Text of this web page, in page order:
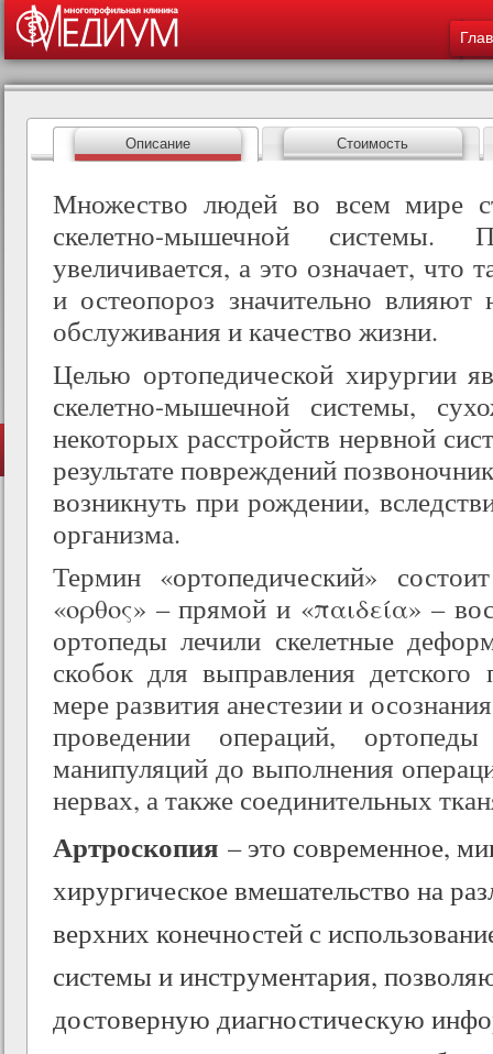
Описание Стоимость
Множество людей во всем мире
скелетно-мышечной системы.
увеличивается, а это означает, что
и остеопороз значительно влияют
обслуживания и качество жизни.
Целью ортопедической хирургии
скелетно-мышечной системы,
некоторых расстройств нервной
результате повреждений
возникнуть при рождении,
организма.
Термин «ортопедический»
«ορθος» – прямой и «παιδεία» –
ортопеды лечили скелетные
скобок для выправления
мере развития анестезии и
проведении операций,
манипуляций до выполнения
нервах, а также соединительных
Артроскопия – это современное,
хирургическое вмешательство на
верхних конечностей с
системы и инструментария,
достоверную диагностическую